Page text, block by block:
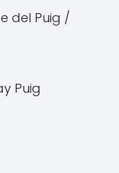
del Puig /
Puig